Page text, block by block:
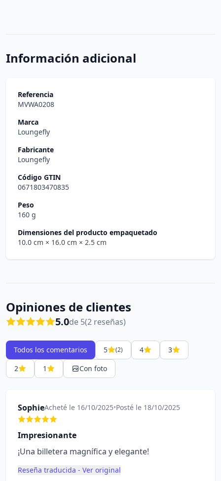
Información adicional
Referencia
MVWA0208
Marca
Loungefly
Fabricante
Loungefly
Código GTIN
0671803470835
Peso
160 g
Dimensiones del producto empaquetado
10.0 cm × 16.0 cm × 2.5 cm
Opiniones de clientes
5.0de 5(2 reseñas)
Todos los comentarios 5 (2) 4
3
2
1 Con foto
SophieAcheté le 16/10/2025•Posté le 18/10/2025
Impresionante
¡Una billetera magnífica y elegante!
Reseña traducida - Ver original